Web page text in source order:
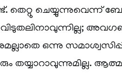
തെറ്റു ചെയ്യുന്നുവെന്ന്
ഒന്നു